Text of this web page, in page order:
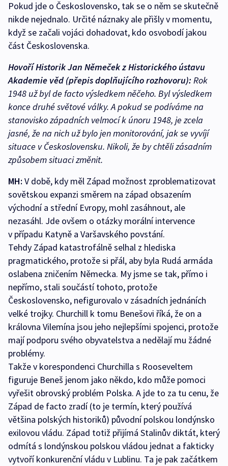
Pokud jde o Československo, tak se o něm se skutečně
nikde nejednalo. Určité náznaky ale přišly v momentu,
když se začali vojáci dohadovat, kdo osvobodí jakou
část Československa.
Hovoří Historik Jan Němeček z Historického ústavu
Akademie věd (přepis doplňujícího rozhovoru): Rok
1948 už byl de facto výsledkem něčeho. Byl výsledkem
konce druhé světové války. A pokud se podíváme na
stanovisko západních velmocí k únoru 1948, je zcela
jasné, že na nich už bylo jen monitorování, jak se vyvíjí
situace v Československu. Nikoli, že by chtěli zásadním
způsobem situaci změnit.
MH: V době, kdy měl Západ možnost zproblematizovat
sovětskou expanzi směrem na západ obsazením
východní a střední Evropy, mohl zasáhnout, ale
nezasáhl. Jde ovšem o otázky morální intervence
v případu Katyně a Varšavského povstání.
Tehdy Západ katastrofálně selhal z hlediska
pragmatického, protože si přál, aby byla Rudá armáda
oslabena zničením Německa. My jsme se tak, přímo i
nepřímo, stali součástí tohoto, protože
Československo, nefigurovalo v zásadních jednáních
velké trojky. Churchill k tomu Benešovi říká, že on a
královna Vilemína jsou jeho nejlepšími spojenci, protože
mají podporu svého obyvatelstva a nedělají mu žádné
problémy.
Takže v korespondenci Churchilla s Rooseveltem
figuruje Beneš jenom jako někdo, kdo může pomoci
vyřešit obrovský problém Polska. A jde to za tu cenu, že
Západ de facto zradí (to je termín, který používá
většina polských historiků) původní polskou londýnsko
exilovou vládu. Západ totiž přijímá Stalinův diktát, který
odmítá s londýnskou polskou vládou jednat a fakticky
vytvoří konkurenční vládu v Lublinu. Ta je pak začátkem